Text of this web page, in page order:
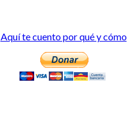
Aquí te cuento por qué y cómo